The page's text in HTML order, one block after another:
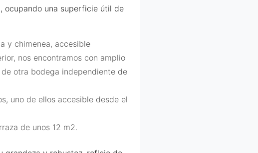
ocupando una superficie útil de
y chimenea, accesible
nos encontramos con amplio
otra bodega independiente de
uno de ellos accesible desde el
de unos 12 m2.